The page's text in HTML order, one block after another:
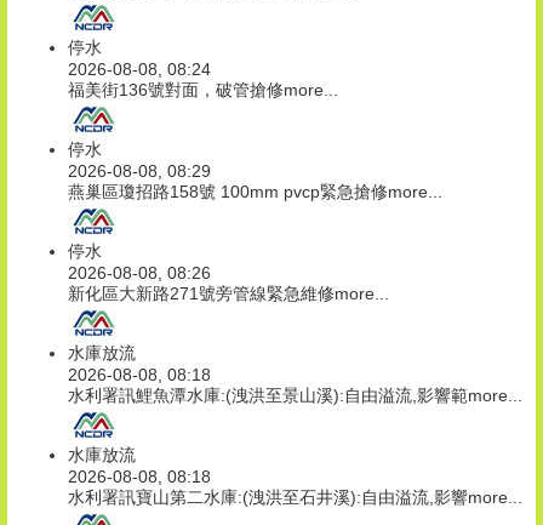
停水
2026-08-08, 08:24
福美街136號對面，破管搶修more...
停水
2026-08-08, 08:29
燕巢區瓊招路158號 100mm pvcp緊急搶修more...
停水
2026-08-08, 08:26
新化區大新路271號旁管線緊急維修more...
水庫放流
2026-08-08, 08:18
水利署訊鯉魚潭水庫:(洩洪至景山溪):自由溢流,影響範more...
水庫放流
2026-08-08, 08:18
水利署訊寶山第二水庫:(洩洪至石井溪):自由溢流,影響more...